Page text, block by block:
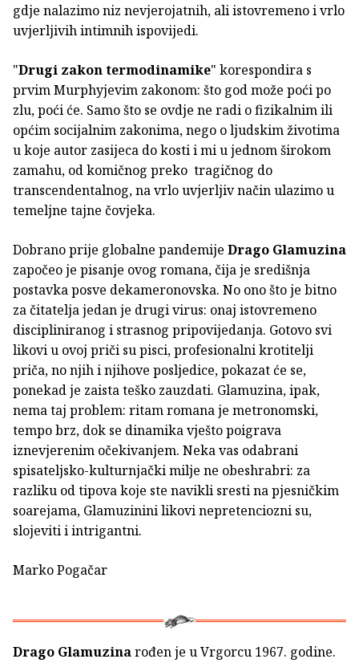
gdje nalazimo niz nevjerojatnih, ali istovremeno i vrlo
uvjerljivih intimnih ispovijedi.
"Drugi zakon termodinamike" korespondira s
prvim Murphyjevim zakonom: što god može poći po
zlu, poći će. Samo što se ovdje ne radi o fizikalnim ili
općim socijalnim zakonima, nego o ljudskim životima
u koje autor zasijeca do kosti i mi u jednom širokom
zamahu, od komičnog preko tragičnog do
transcendentalnog, na vrlo uvjerljiv način ulazimo u
temeljne tajne čovjeka.
Dobrano prije globalne pandemije Drago Glamuzina
započeo je pisanje ovog romana, čija je središnja
postavka posve dekameronovska. No ono što je bitno
za čitatelja jedan je drugi virus: onaj istovremeno
discipliniranog i strasnog pripovijedanja. Gotovo svi
likovi u ovoj priči su pisci, profesionalni krotitelji
priča, no njih i njihove posljedice, pokazat će se,
ponekad je zaista teško zauzdati. Glamuzina, ipak,
nema taj problem: ritam romana je metronomski,
tempo brz, dok se dinamika vješto poigrava
iznevjerenim očekivanjem. Neka vas odabrani
spisateljsko-kulturnjački milje ne obeshrabri: za
razliku od tipova koje ste navikli sresti na pjesničkim
soarejama, Glamuzinini likovi nepretenciozni su,
slojeviti i intrigantni.
Marko Pogačar
Drago Glamuzinarođen je u Vrgorcu 1967. godine.